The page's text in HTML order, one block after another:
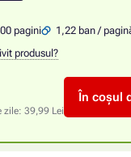
pagini 1,22 ban /
produsul?
zile: 39,99 Lei
În coșul